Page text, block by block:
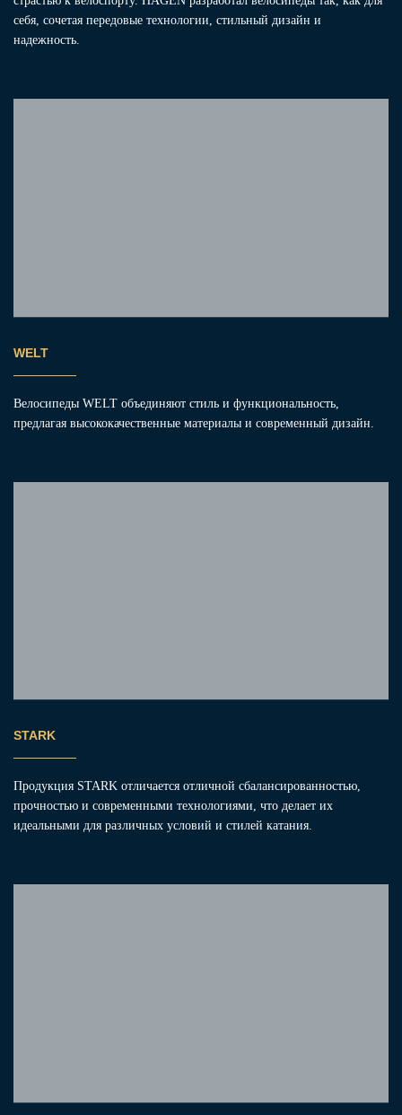
себя, сочетая передовые технологии, стильный дизайн и
надежность.
WELT
Велосипеды WELT объединяют стиль и функциональность,
предлагая высококачественные материалы и современный дизайн.
STARK
Продукция STARK отличается отличной сбалансированностью,
прочностью и современными технологиями, что делает их
идеальными для различных условий и стилей катания.